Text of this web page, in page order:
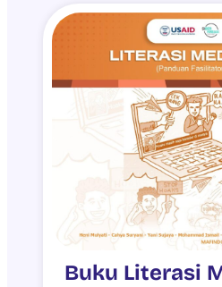
Buku Literasi